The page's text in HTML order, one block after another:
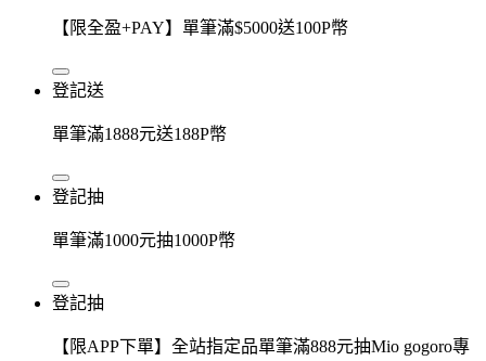
【限全盈+PAY】單筆滿$5000送100P幣
登記送
單筆滿1888元送188P幣
登記抽
單筆滿1000元抽1000P幣
登記抽
【限APP下單】全站指定品單筆滿888元抽Mio gogoro專